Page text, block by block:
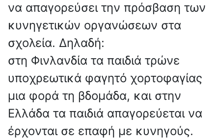
να απαγορεύσει την πρόσβαση των
κυνηγετικών οργανώσεων στα
σχολεία. Δηλαδή:
στη Φινλανδία τα παιδιά τρώνε
υποχρεωτικά φαγητό χορτοφαγίας
μια φορά τη βδομάδα, και στην
Ελλάδα τα παιδιά απαγορεύεται να
έρχονται σε επαφή με κυνηγούς.